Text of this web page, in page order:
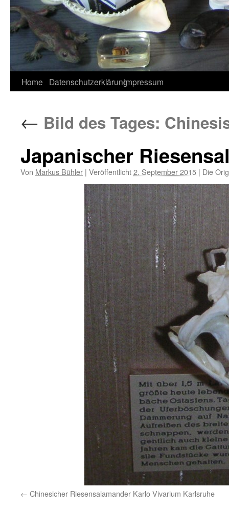
Home DatenschutzerklärungImpressum
← Bild des Tages:
Japanischer
Von Markus Bühler | Veröffentlicht2. September 2015 | Die
Chinesicher Riesensalamander Karlo Vivarium Karlsruhe